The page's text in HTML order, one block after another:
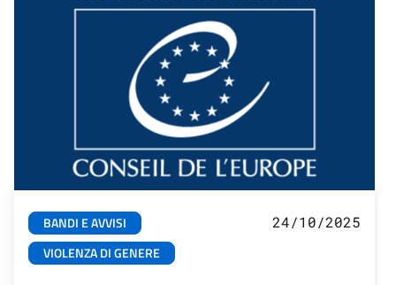
BANDI E AVVISI
VIOLENZA DI GENERE
24/10/2025